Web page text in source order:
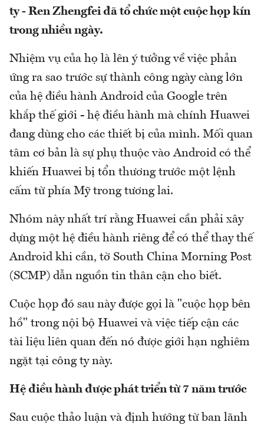
ty - Ren Zhengfei đã tổ chức một cuộc họp kín
trong nhiều ngày.
Nhiệm vụ của họ là lên ý tưởng về việc phản
ứng ra sao trước sự thành công ngày càng lớn
của hệ điều hành Android của Google trên
khắp thế giới - hệ điều hành mà chính Huawei
đang dùng cho các thiết bị của mình. Mối quan
tâm cơ bản là sự phụ thuộc vào Android có thể
khiến Huawei bị tổn thương trước một lệnh
cấm từ phía Mỹ trong tương lai.
Nhóm này nhất trí rằng Huawei cần phải xây
dựng một hệ điều hành riêng để có thể thay thế
Android khi cần, tờ South China Morning Post
(SCMP) dẫn nguồn tin thân cận cho biết.
Cuộc họp đó sau này được gọi là "cuộc họp bên
hồ" trong nội bộ Huawei và việc tiếp cận các
tài liệu liên quan đến nó được giới hạn nghiêm
ngặt tại công ty này.
Hệ điều hành được phát triển từ 7 năm trước
Sau cuộc thảo luận và định hướng từ ban lãnh